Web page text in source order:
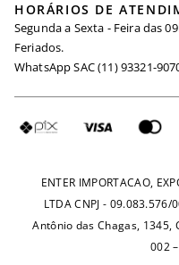
Igualdade Salarial
Requisição de Dados
Minha Conta
Trocas
Fretes e Tarifas
Maternidade
Seja um Afiliado
HORÁRIOS DE
Segunda a Sexta - Feira das
Feriados.
WhatsApp SAC (11) 93321-
ENTER IMPORTACAO,
LTDA CNPJ -
Antônio das Chagas, 1345,
002